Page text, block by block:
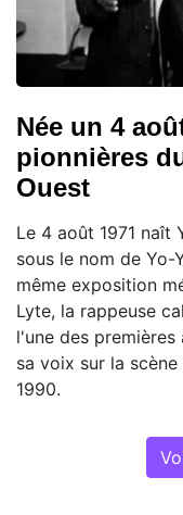
Née un 4
pionnières
Ouest
Le 4 août 1971 naît
sous le nom de Yo-
même exposition
Lyte, la rappeuse
l'une des
sa voix sur la
1990.